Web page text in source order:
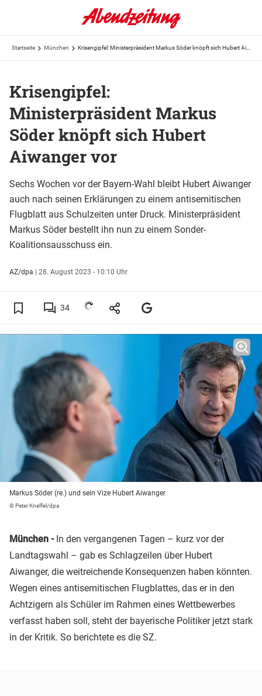
Startseite München
Krisengipfel:
Ministerpräsident Markus
Söder knöpft sich Hubert
Aiwanger vor
Sechs Wochen vor der Bayern-Wahl bleibt Hubert Aiwanger
auch nach seinen Erklärungen zu einem antisemitischen
Flugblatt aus Schulzeiten unter Druck. Ministerpräsident
Markus Söder bestellt ihn nun zu einem Sonder-
Koalitionsausschuss ein.
AZ/dpa | 28. August 2023 - 10:10 Uhr
34
Markus Söder (re.) und sein Vize Hubert Aiwanger
© Peter Kneffel/dpa
München - In den vergangenen Tagen – kurz vor der
Landtagswahl – gab es Schlagzeilen über Hubert
Aiwanger, die weitreichende Konsequenzen haben könnten.
Wegen eines antisemitischen Flugblattes, das er in den
Achtzigern als Schüler im Rahmen eines Wettbewerbes
verfasst haben soll, steht der bayerische Politiker jetzt stark
in der Kritik. So berichtete es die SZ.